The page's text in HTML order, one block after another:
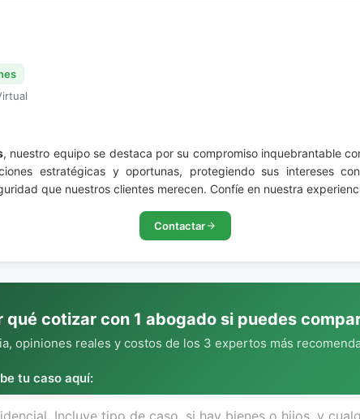
, nuestro equipo se destaca por su compromiso inquebrantable
estratégicas y oportunas, protegiendo sus intereses
que nuestros clientes merecen. Confíe en nuestra
Contactar
qué cotizar con 1 abogado si puedes
opiniones reales y costos de los 3 expertos más
tu caso aquí: